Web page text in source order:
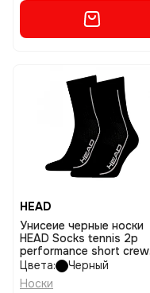
HEAD
Унисеие черные носки
HEAD Socks tennis 2p
performance short crew
размер 43-46
Цвета:
Черный
Носки